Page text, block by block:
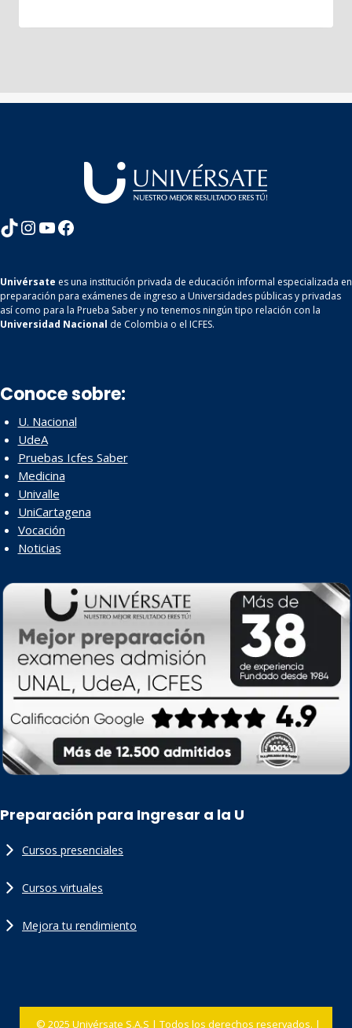
TikTok InstagramYouTube Facebook
Univérsate es una institución privada de educación informal especializada en
preparación para exámenes de ingreso a Universidades públicas y privadas
así como para la Prueba Saber y no tenemos ningún tipo relación con la
Universidad Nacional de Colombia o el ICFES.
Conoce sobre:
U. Nacional
UdeA
Pruebas Icfes Saber
Medicina
Univalle
UniCartagena
Vocación
Noticias
Preparación para Ingresar a la U
Cursos presenciales
Cursos virtuales
Mejora tu rendimiento
© 2025 Univérsate S.A.S | Todos los derechos reservados. |